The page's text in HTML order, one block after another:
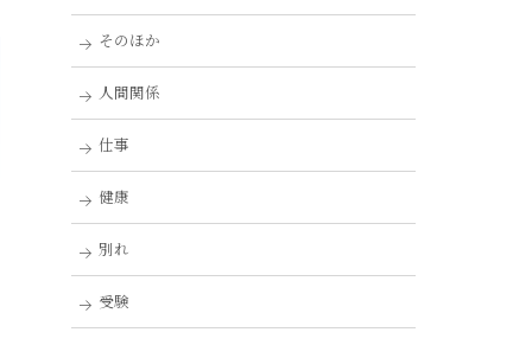
そのほか
人間関係
仕事
健康
別れ
受験